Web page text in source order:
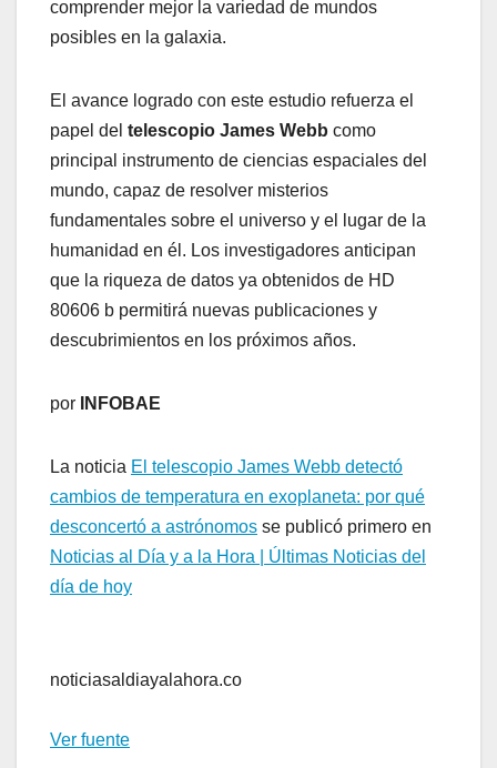
comprender mejor la variedad de mundos
posibles en la galaxia.
El avance logrado con este estudio refuerza el
papel del telescopio James Webb como
principal instrumento de ciencias espaciales del
mundo, capaz de resolver misterios
fundamentales sobre el universo y el lugar de la
humanidad en él. Los investigadores anticipan
que la riqueza de datos ya obtenidos de HD
80606 b permitirá nuevas publicaciones y
descubrimientos en los próximos años.
por INFOBAE
La noticia El telescopio James Webb detectó
cambios de temperatura en exoplaneta: por qué
desconcertó a astrónomos se publicó primero en
Noticias al Día y a la Hora | Últimas Noticias del
día de hoy
noticiasaldiayalahora.co
Ver fuente